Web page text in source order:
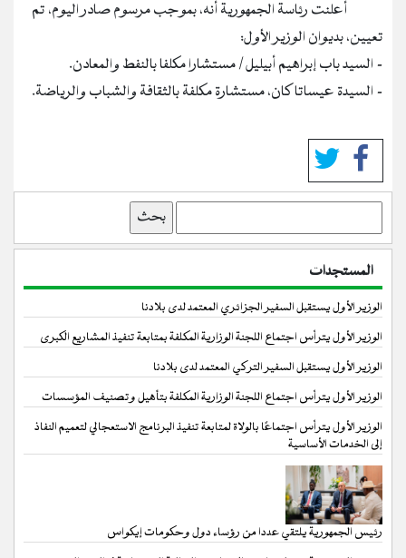
أعلنت رئاسة الجمهورية أنه، بموجب مرسوم صادر اليوم، تم
تعيين، بديوان الوزير الأول:
- السيد باب إبراهيم أبيليل / مستشارا مكلفا بالنفط والمعادن.
- السيدة عيساتا كان، مستشارة مكلفة بالثقافة والشباب والرياضة.
المستجدات
الوزير الأول يستقبل السفير الجزائري المعتمد لدى بلادنا
الوزير الأول يترأس اجتماع اللجنة الوزارية المكلفة بمتابعة تنفيذ المشاريع الكبرى
الوزير الأول يستقبل السفير التركي المعتمد لدى بلادنا
الوزير الأول يترأس اجتماع اللجنة الوزارية المكلفة بتأهيل وتصنيف المؤسسات
الوزير الأول يترأس اجتماعًا بالولاة لمتابعة تنفيذ البرنامج الاستعجالي لتعميم النفاذ
إلى الخدمات الأساسية
رئيس الجمهورية يلتقي عددا من رؤساء دول وحكومات إيكواس